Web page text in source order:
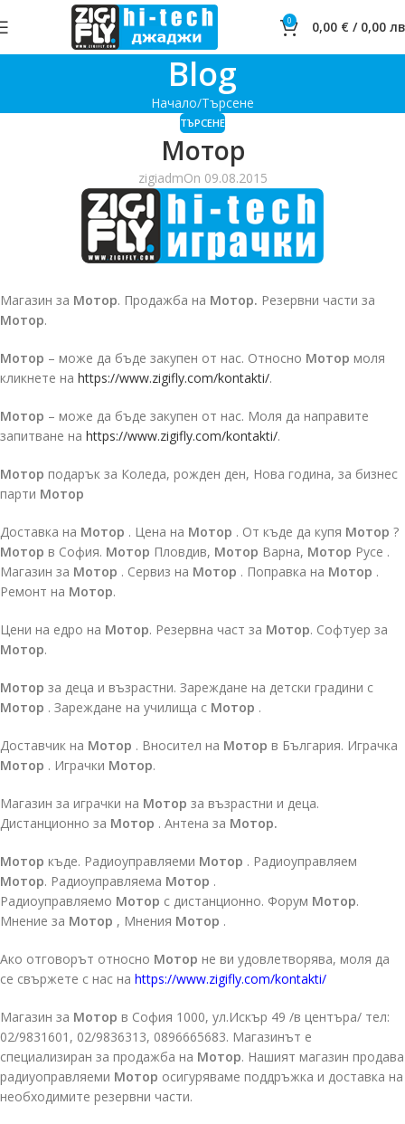
0 0,00 € / 0,00
Blog
Начало Търсене
ТЪРСЕНЕ
Мотор
zigiadmOn 09.08.2015
Магазин за Мотор. Продажба на Мотор. Резервни части за
Мотор.
Мотор – може да бъде закупен от нас. Относно Мотор моля
кликнете на https://www.zigifly.com/kontakti/.
Мотор – може да бъде закупен от нас. Моля да направите
запитване на https://www.zigifly.com/kontakti/.
Мотор подарък за Коледа, рожден ден, Нова година, за бизнес
парти Мотор
Доставка на Мотор . Цена на Мотор . От къде да купя Мотор ?
Мотор в София. Мотор Пловдив, Мотор Варна, Мотор Русе .
Магазин за Мотор . Сервиз на Мотор . Поправка на Мотор .
Ремонт на Мотор.
Цени на едро на Мотор. Резервна част за Мотор. Софтуер за
Мотор.
Мотор за деца и възрастни. Зареждане на детски градини с
Мотор . Зареждане на училища с Мотор .
Доставчик на Мотор . Вносител на Мотор в България. Играчка
Мотор . Играчки Мотор.
Магазин за играчки на Мотор за възрастни и деца.
Дистанционно за Мотор . Антена за Мотор.
Мотор къде. Радиоуправляеми Мотор . Радиоуправляем
Мотор. Радиоуправляема Мотор .
Радиоуправляемо Мотор с дистанционно. Форум Мотор.
Мнение за Мотор , Мнения Мотор .
Ако отговорът относно Мотор не ви удовлетворява, моля да
се свържете с нас на https://www.zigifly.com/kontakti/
Магазин за Мотор в София 1000, ул.Искър 49 /в центъра/ тел:
02/9831601, 02/9836313, 0896665683. Магазинът е
специализиран за продажба на Мотор. Нашият магазин продава
радиуоправляеми Мотор осигуряваме поддръжка и доставка на
необходимите резервни части.